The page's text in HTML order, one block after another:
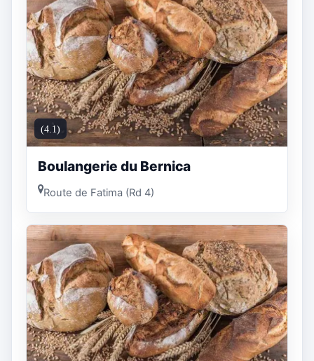
(4.1)
Boulangerie du Bernica
Route de Fatima (Rd 4)